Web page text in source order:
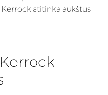
atitinka aukštus